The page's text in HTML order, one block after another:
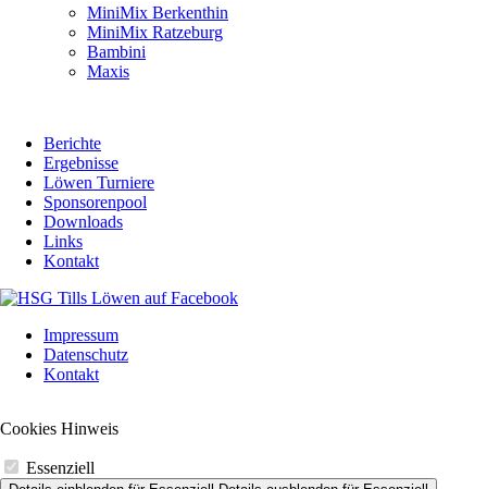
Navigation
überspringen
MiniMix Berkenthin
MiniMix Ratzeburg
Bambini
Maxis
Berichte
Ergebnisse
Löwen Turniere
Sponsorenpool
Downloads
Links
Kontakt
überspringen
Impressum
Datenschutz
Kontakt
Cookies Hinweis
Essenziell